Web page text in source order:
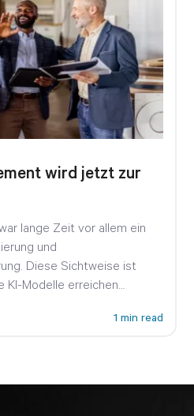
wird jetzt zur
lange Zeit vor allem ein
und
Diese Sichtweise ist
KI-Modelle erreichen
1 min read